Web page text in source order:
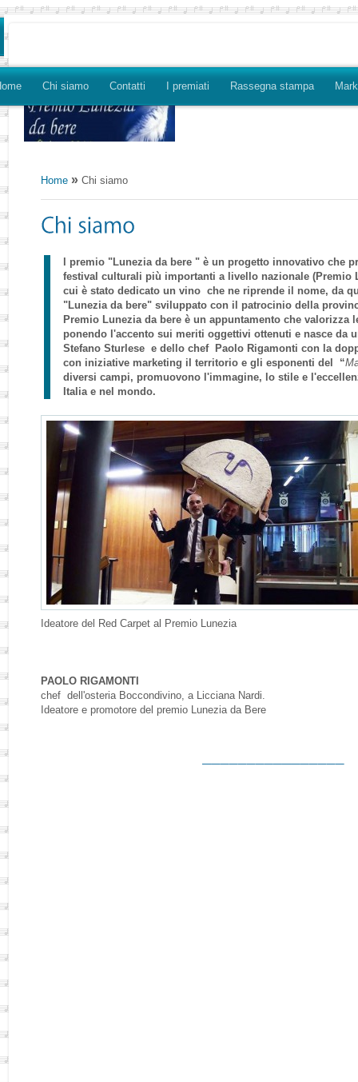
Chi siamo Contatti I premiati Rassegna stampa
Home » Chi siamo
l premio "Lunezia da bere " è un progetto innovativo che
festival culturali più importanti a livello nazionale (Premio
cui è stato dedicato un vino che ne riprende il nome, da
"Lunezia da bere" sviluppato con il patrocinio della
Premio Lunezia da bere è un appuntamento che valorizza
ponendo l'accento sui meriti oggettivi ottenuti e nasce da
Stefano Sturlese e dello chef Paolo Rigamonti con la
con iniziative marketing il territorio e gli esponenti del “
diversi campi, promuovono l'immagine, lo stile e
Italia e nel mondo.
Ideatore del Red Carpet al Premio Lunezia
PAOLO RIGAMONTI
chef dell'osteria Boccondivino, a Licciana Nardi.
Ideatore e promotore del premio Lunezia da Bere